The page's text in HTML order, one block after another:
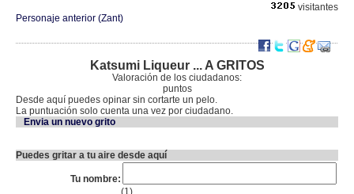
visitantes
Personaje anterior (Zant)
Katsumi Liqueur ... A GRITOS
Valoración de los ciudadanos:
puntos
Desde aquí puedes opinar sin cortarte un pelo.
La puntuación solo cuenta una vez por ciudadano.
Envia un nuevo grito
Puedes gritar a tu aire desde aquí
Tu nombre:
(1)